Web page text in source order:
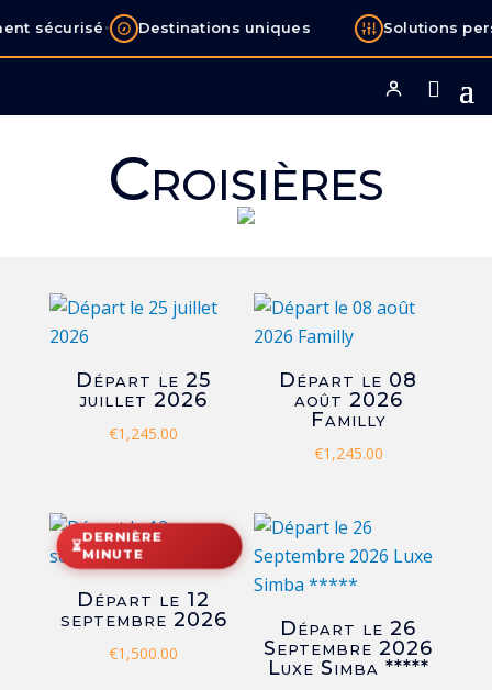
sécurisé• Destinations uniques Solutions
Croisières
Départ le 25
juillet 2026
€1,245.00
Départ le 08
août 2026
Familly
€1,245.00
⏳
DERNIÈRE
MINUTE
Départ le 12
septembre 2026
€1,500.00
Départ le 26
Septembre 2026
Luxe Simba *****